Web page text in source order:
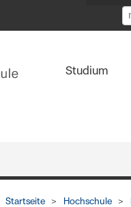
Studium
Startseite Hochschule